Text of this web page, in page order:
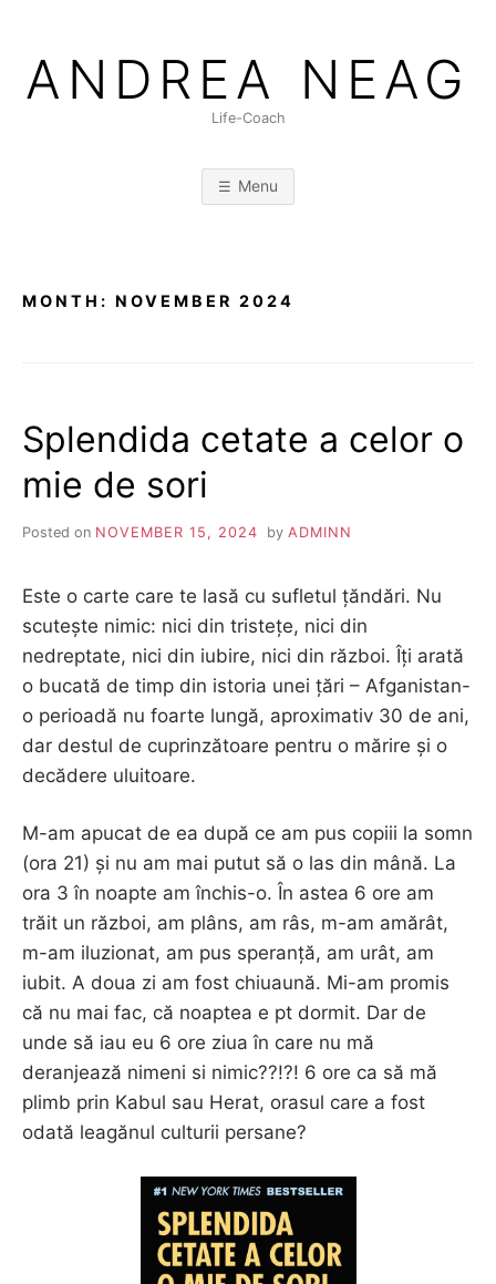
contentANDREA NEAG
Life-Coach
Menu
MONTH: NOVEMBER 2024
Splendida cetate a celor o
mie de sori
Posted on NOVEMBER 15, 2024 by ADMINN
Este o carte care te lasă cu sufletul țăndări. Nu
scutește nimic: nici din tristețe, nici din
nedreptate, nici din iubire, nici din război. Îți arată
o bucată de timp din istoria unei țări – Afganistan-
o perioadă nu foarte lungă, aproximativ 30 de ani,
dar destul de cuprinzătoare pentru o mărire și o
decădere uluitoare.
M-am apucat de ea după ce am pus copiii la somn
(ora 21) și nu am mai putut să o las din mână. La
ora 3 în noapte am închis-o. În astea 6 ore am
trăit un război, am plâns, am râs, m-am amărât,
m-am iluzionat, am pus speranță, am urât, am
iubit. A doua zi am fost chiuaună. Mi-am promis
că nu mai fac, că noaptea e pt dormit. Dar de
unde să iau eu 6 ore ziua în care nu mă
deranjează nimeni si nimic??!?! 6 ore ca să mă
plimb prin Kabul sau Herat, orasul care a fost
odată leagănul culturii persane?